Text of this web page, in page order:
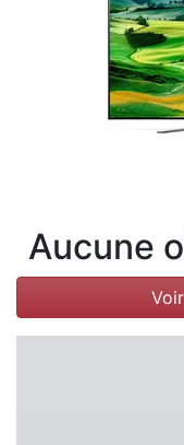
Catégories
Aucune